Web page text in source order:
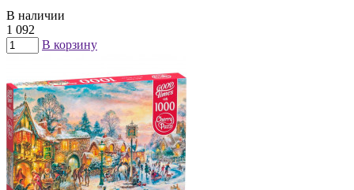
В наличии
1 092
В корзину